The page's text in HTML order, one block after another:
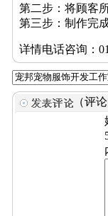
第二步：将顾客
第三步：制作完
详情电话咨询：
（评